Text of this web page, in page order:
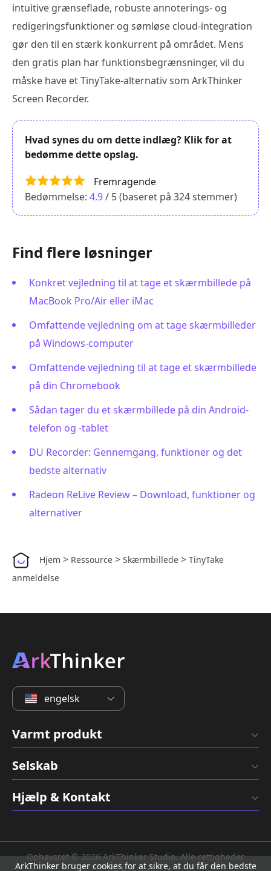
intuitive grænseflade, robuste annoterings- og
redigeringsfunktioner og sømløse cloud-integration
gør den til en stærk konkurrent på området. Mens
den gratis plan har funktionsbegrænsninger, vil du
måske have et TinyTake-alternativ som ArkThinker
Screen Recorder.
Hvad synes du om dette indlæg? Klik for at
bedømme dette opslag.
Fremragende
Bedømmelse: 4.9/ 5 (baseret på 324stemmer)
Find flere løsninger
Konkret vejledning til at tage et skærmbillede på
MacBook Pro/Air eller iMac
Omfattende vejledning om at tage skærmbilleder
på Windows-computer
Omfattende vejledning til at tage et skærmbillede
på din Chromebook
Sådan tager du et skærmbillede på din Android-
telefon og -tablet
DU Recorder: Gennemgang, funktioner og det
bedste alternativ
Radeon ReLive Review – Download, funktioner og
alternativer
Hjem > Ressource > Skærmbillede > TinyTake
anmeldelse
engelsk
Varmt produkt
Selskab
Hjælp & Kontakt
Ophavsret © 2026 ArkThinker Studio. Alle rettigheder
ArkThinker bruger cookies for at sikre, at du får den bedste